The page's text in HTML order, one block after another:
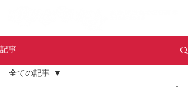
記事
全ての記事